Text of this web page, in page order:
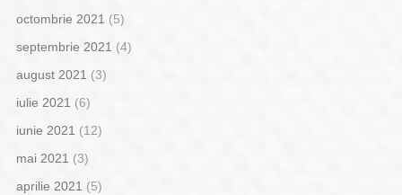
octombrie 2021 (5)
septembrie 2021 (4)
august 2021 (3)
iulie 2021 (6)
iunie 2021 (12)
mai 2021 (3)
aprilie 2021 (5)